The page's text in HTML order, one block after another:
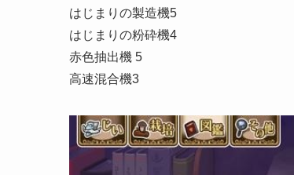
はじまりの製造機5
はじまりの粉砕機4
赤色抽出機 5
高速混合機3